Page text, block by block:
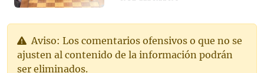
Aviso: Los comentarios ofensivos o que no se
ajusten al contenido de la información podrán
ser eliminados.